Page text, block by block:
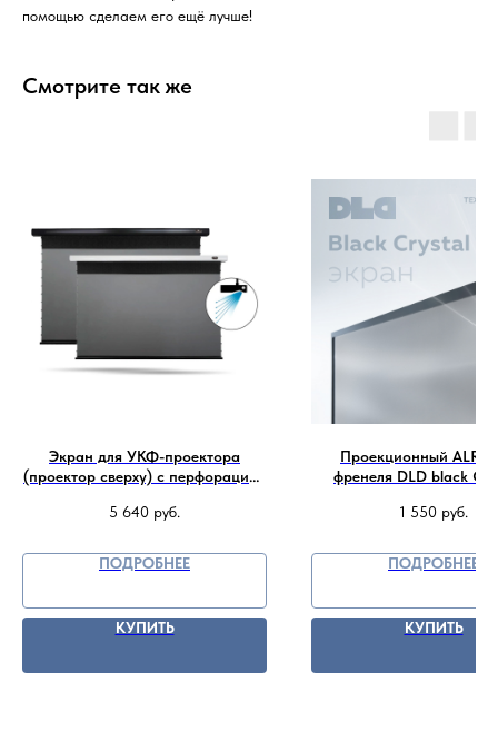
помощью сделаем его ещё лучше!
Смотрите так же
Экран для УКФ-проектора
(проектор сверху) с перфорацией
(221x125 см) - DeepBlack ALR UST
5 640 руб.
ПОДРОБНЕЕ
КУПИТЬ
Проекционный ALR
френеля DLD black
1 550 руб.
ПОДРОБНЕЕ
КУПИТЬ